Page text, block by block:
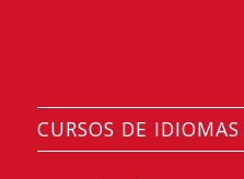
CURSOS DE IDIOMAS